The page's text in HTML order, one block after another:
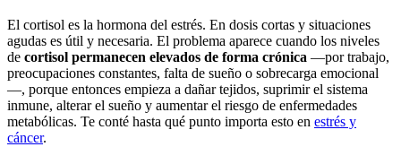
El cortisol es la hormona del estrés. En dosis cortas y situaciones
agudas es útil y necesaria. El problema aparece cuando los niveles
de cortisol permanecen elevados de forma crónica —por trabajo,
preocupaciones constantes, falta de sueño o sobrecarga emocional
—, porque entonces empieza a dañar tejidos, suprimir el sistema
inmune, alterar el sueño y aumentar el riesgo de enfermedades
metabólicas. Te conté hasta qué punto importa esto en estrés y
cáncer.